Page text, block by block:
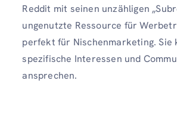
Reddit mit seinen unzähligen
ungenutzte Ressource für
perfekt für Nischenmarketing. Sie
spezifische Interessen und
ansprechen.